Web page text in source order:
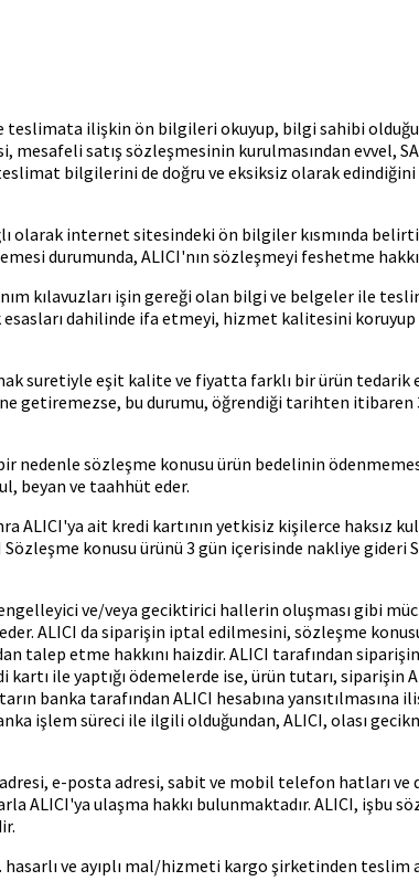
teslimata ilişkin ön bilgileri okuyup, bilgi sahibi
satış sözleşmesinin kurulmasından evvel,
bilgilerini de doğru ve eksiksiz olarak
olarak internet sitesindeki ön bilgiler kısmında
durumunda, ALICI'nın sözleşmeyi feshetme hakkı
kılavuzları işin gereği olan bilgi ve belgeler ile
dahilinde ifa etmeyi, hizmet kalitesini
suretiyle eşit kalite ve fiyatta farklı bir ürün tedarik
getiremezse, bu durumu, öğrendiği tarihten itibaren
sözleşme konusu ürün bedelinin
beyan ve taahhüt eder.
ALICI'ya ait kredi kartının yetkisiz kişilerce haksız
konusu ürünü 3 gün içerisinde nakliye gideri
ve/veya geciktirici hallerin oluşması gibi
ALICI da siparişin iptal edilmesini, sözleşme
talep etme hakkını haizdir. ALICI tarafından
ile yaptığı ödemelerde ise, ürün tutarı, siparişin
banka tarafından ALICI hesabına yansıtılmasına
işlem süreci ile ilgili olduğundan, ALICI, olası
e-posta adresi, sabit ve mobil telefon hatları
ulaşma hakkı bulunmaktadır. ALICI, işbu
ve ayıplı mal/hizmeti kargo şirketinden teslim